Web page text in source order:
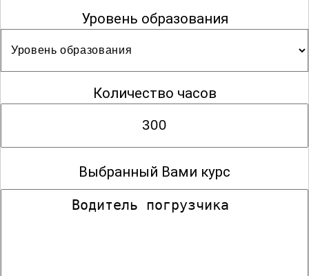
Уровень образования
Количество часов
Выбранный Вами курс